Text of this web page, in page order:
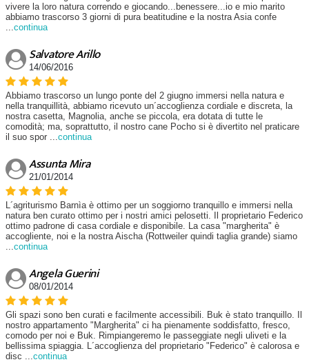
vivere la loro natura correndo e giocando...benessere...io e mio marito
abbiamo trascorso 3 giorni di pura beatitudine e la nostra Asia confe
...continua
Salvatore Arillo
14/06/2016
Abbiamo trascorso un lungo ponte del 2 giugno immersi nella natura e
nella tranquillità, abbiamo ricevuto un´accoglienza cordiale e discreta, la
nostra casetta, Magnolia, anche se piccola, era dotata di tutte le
comodità; ma, soprattutto, il nostro cane Pocho si è divertito nel praticare
il suo spor ...continua
Assunta Mira
21/01/2014
L´agriturismo Barnìa è ottimo per un soggiorno tranquillo e immersi nella
natura ben curato ottimo per i nostri amici pelosetti. Il proprietario Federico
ottimo padrone di casa cordiale e disponibile. La casa "margherita" è
accogliente, noi e la nostra Aischa (Rottweiler quindi taglia grande) siamo
...continua
Angela Guerini
08/01/2014
Gli spazi sono ben curati e facilmente accessibili. Buk è stato tranquillo. Il
nostro appartamento "Margherita" ci ha pienamente soddisfatto, fresco,
comodo per noi e Buk. Rimpiangeremo le passeggiate negli uliveti e la
bellissima spiaggia. L´accoglienza del proprietario "Federico" è calorosa e
disc ...continua